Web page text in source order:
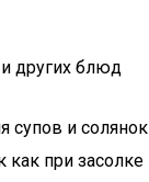
других блюд
супов и
как при